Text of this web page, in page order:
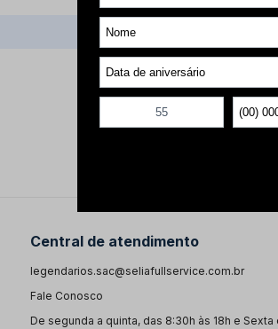
Central de atendimento
legendarios.sac@seliafullservice.com.br
Fale Conosco
De segunda a quinta, das 8:30h às 18h e